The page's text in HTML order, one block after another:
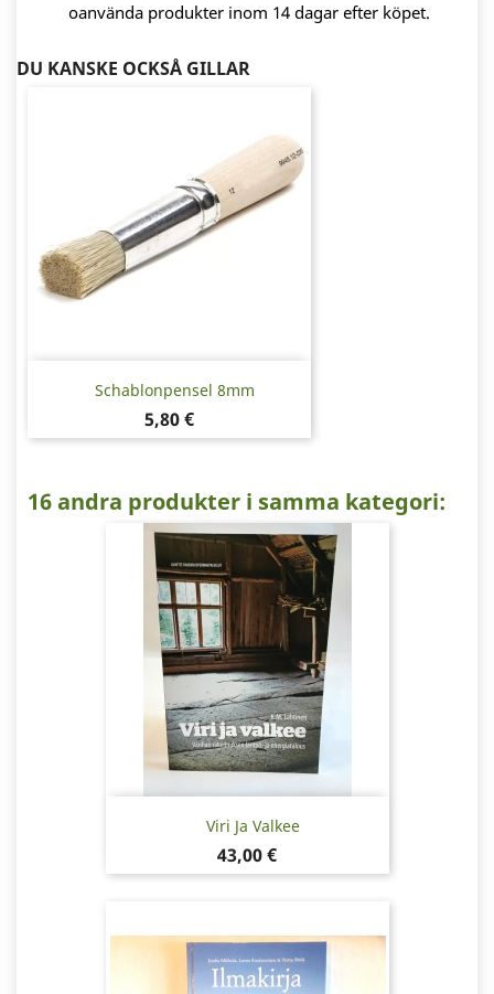
oanvända produkter inom 14 dagar efter köpet.
DU KANSKE OCKSÅ GILLAR
Schablonpensel 8mm
Pris
5,80 €
16 andra produkter i samma kategori:
Viri Ja Valkee
Pris
43,00 €